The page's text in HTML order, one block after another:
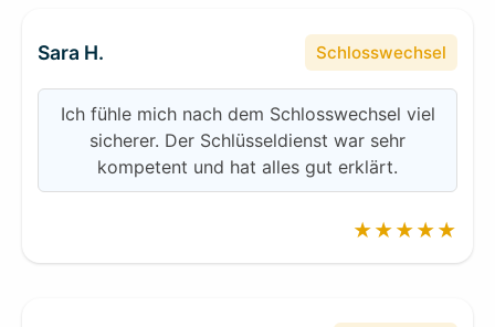
Sara H. Schlosswechsel
Ich fühle mich nach dem Schlosswechsel viel
sicherer. Der Schlüsseldienst war sehr
kompetent und hat alles gut erklärt.
★★★★★